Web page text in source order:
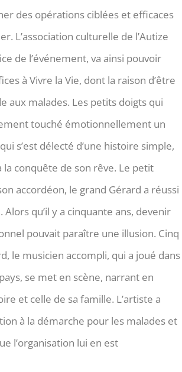
des opérations ciblées et efficaces
L’association culturelle de l’Autize
de l’événement, va ainsi pouvoir
à Vivre la Vie, dont la raison d’être
aux malades. Les petits doigts qui
touché émotionnellement un
s’est délecté d’une histoire simple,
la conquête de son rêve. Le petit
accordéon, le grand Gérard a réussi
Alors qu’il y a cinquante ans, devenir
pouvait paraître une illusion. Cinq
le musicien accompli, qui a joué dans
se met en scène, narrant en
et celle de sa famille. L’artiste a
à la démarche pour les malades et
l’organisation lui en est